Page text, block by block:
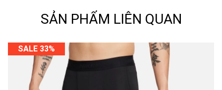
SẢN PHẨM LIÊN QUAN
SALE 33%